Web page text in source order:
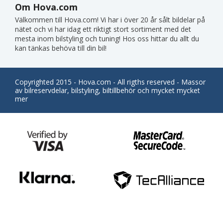
Om Hova.com
Välkommen till Hova.com! Vi har i över 20 år sålt bildelar på
nätet och vi har idag ett riktigt stort sortiment med det
mesta inom bilstyling och tuning! Hos oss hittar du allt du
kan tänkas behöva till din bil!
Copyrighted 2015 - Hova.com - All rigths reserved - Massor
av bilreservdelar, bilstyling, biltillbehör och mycket mycket
mer